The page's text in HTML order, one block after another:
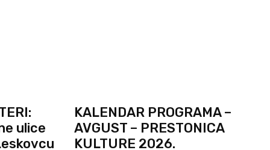
ulice
KALENDAR PROGRAMA –
AVGUST – PRESTONICA
KULTURE 2026.